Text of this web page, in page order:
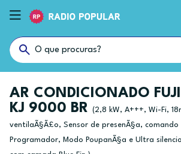
AR CONDICIONADO
KJ 9000 BR
(2,8 kW, A+++, Wi-Fi,
ventilaÃ§Ã£o, Sensor de presenÃ§a, comando
Programador, Modo PoupanÃ§a e Ultra